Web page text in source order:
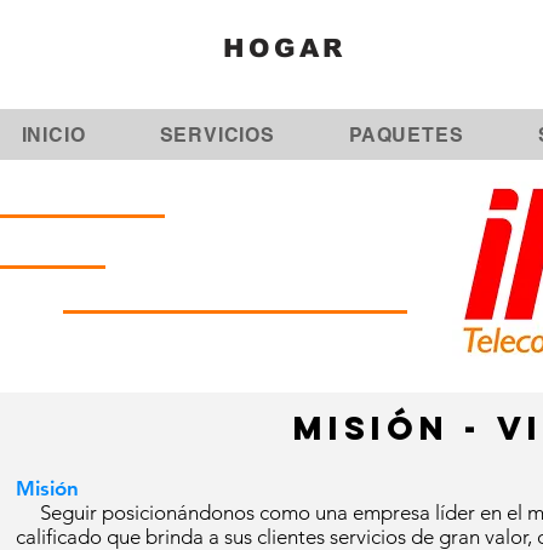
HOGAR
INICIO SERVICIOS PAQUETES
MISIÓN -
Misión
Seguir posicionándonos como una empresa líder en el
calificado que brinda a sus clientes servicios de gran